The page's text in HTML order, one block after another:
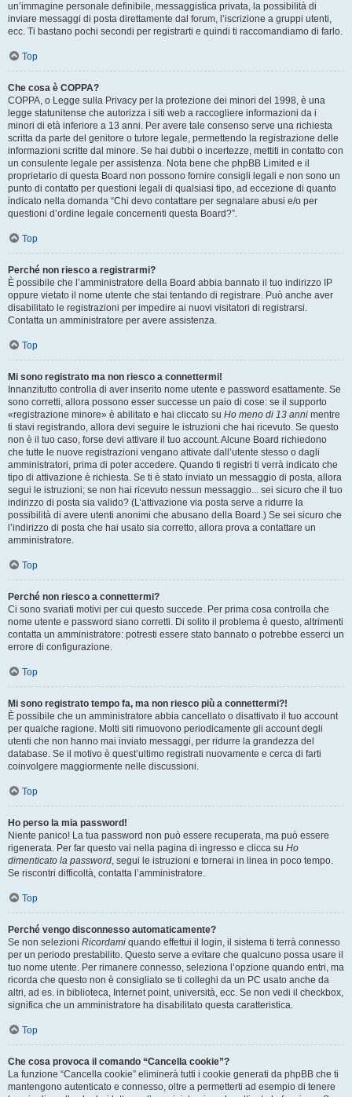
un’immagine personale definibile, messaggistica privata, la possibilità di
inviare messaggi di posta direttamente dal forum, l’iscrizione a gruppi utenti,
ecc. Ti bastano pochi secondi per registrarti e quindi ti raccomandiamo di farlo.
Top
Che cosa è COPPA?
COPPA, o Legge sulla Privacy per la protezione dei minori del 1998, è una
legge statunitense che autorizza i siti web a raccogliere informazioni da i
minori di età inferiore a 13 anni. Per avere tale consenso serve una richiesta
scritta da parte del genitore o tutore legale, permettendo la registrazione delle
informazioni scritte dal minore. Se hai dubbi o incertezze, mettiti in contatto con
un consulente legale per assistenza. Nota bene che phpBB Limited e il
proprietario di questa Board non possono fornire consigli legali e non sono un
punto di contatto per questioni legali di qualsiasi tipo, ad eccezione di quanto
indicato nella domanda “Chi devo contattare per segnalare abusi e/o per
questioni d’ordine legale concernenti questa Board?”.
Top
Perché non riesco a registrarmi?
È possibile che l’amministratore della Board abbia bannato il tuo indirizzo IP
oppure vietato il nome utente che stai tentando di registrare. Può anche aver
disabilitato le registrazioni per impedire ai nuovi visitatori di registrarsi.
Contatta un amministratore per avere assistenza.
Top
Mi sono registrato ma non riesco a connettermi!
Innanzitutto controlla di aver inserito nome utente e password esattamente. Se
sono corretti, allora possono esser successe un paio di cose: se il supporto
«registrazione minore» è abilitato e hai cliccato su Ho meno di 13 anni mentre
ti stavi registrando, allora devi seguire le istruzioni che hai ricevuto. Se questo
non è il tuo caso, forse devi attivare il tuo account. Alcune Board richiedono
che tutte le nuove registrazioni vengano attivate dall’utente stesso o dagli
amministratori, prima di poter accedere. Quando ti registri ti verrà indicato che
tipo di attivazione è richiesta. Se ti è stato inviato un messaggio di posta, allora
segui le istruzioni; se non hai ricevuto nessun messaggio... sei sicuro che il tuo
indirizzo di posta sia valido? (L’attivazione via posta serve a ridurre la
possibilità di avere utenti anonimi che abusano della Board.) Se sei sicuro che
l’indirizzo di posta che hai usato sia corretto, allora prova a contattare un
amministratore.
Top
Perché non riesco a connettermi?
Ci sono svariati motivi per cui questo succede. Per prima cosa controlla che
nome utente e password siano corretti. Di solito il problema è questo, altrimenti
contatta un amministratore: potresti essere stato bannato o potrebbe esserci un
errore di configurazione.
Top
Mi sono registrato tempo fa, ma non riesco più a connettermi?!
È possibile che un amministratore abbia cancellato o disattivato il tuo account
per qualche ragione. Molti siti rimuovono periodicamente gli account degli
utenti che non hanno mai inviato messaggi, per ridurre la grandezza del
database. Se il motivo è quest’ultimo registrati nuovamente e cerca di farti
coinvolgere maggiormente nelle discussioni.
Top
Ho perso la mia password!
Niente panico! La tua password non può essere recuperata, ma può essere
rigenerata. Per far questo vai nella pagina di ingresso e clicca su Ho
dimenticato la password, segui le istruzioni e tornerai in linea in poco tempo.
Se riscontri difficoltà, contatta l’amministratore.
Top
Perché vengo disconnesso automaticamente?
Se non selezioni Ricordami quando effettui il login, il sistema ti terrà connesso
per un periodo prestabilito. Questo serve a evitare che qualcuno possa usare il
tuo nome utente. Per rimanere connesso, seleziona l’opzione quando entri, ma
ricorda che questo non è consigliato se ti colleghi da un PC usato anche da
altri, ad es. in biblioteca, Internet point, università, ecc. Se non vedi il checkbox,
significa che un amministratore ha disabilitato questa caratteristica.
Top
Che cosa provoca il comando “Cancella cookie”?
La funzione “Cancella cookie” eliminerà tutti i cookie generati da phpBB che ti
mantengono autenticato e connesso, oltre a permetterti ad esempio di tenere